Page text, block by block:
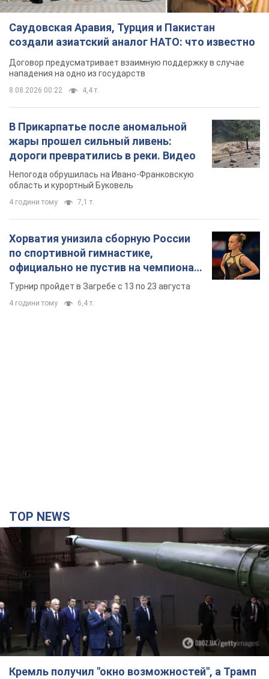
Саудовская Аравия, Турция и Пакистан
создали азиатский аналог НАТО: что известно
Договор предусматривает взаимную поддержку в случае
нападения на одно из государств
8.08.2026 00:22 4,4 т.
В Прикарпатье после аномальной
жары прошел сильный ливень:
дороги превратились в реки. Видео
Непогода обрушилась на Ивано-Франковскую
область и курортный Буковель
4 години тому 7,1 т.
Хорватия унизила сборную России
по спортивной гимнастике,
официально не пустив на чемпионат
Европы основных спортсменов
Турнир пройдет в Загребе с 13 по 23 августа
4 години тому 6,4 т.
TOP NEWS
Кремль получил "окно возможностей", а Трамп